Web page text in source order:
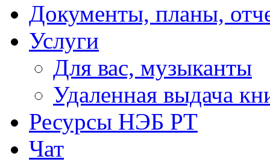
Документы, планы,
Услуги
Для вас, музыканты
Удаленная выдача
Ресурсы НЭБ РТ
Чат